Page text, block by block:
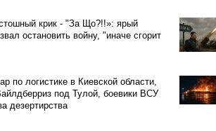
крик - "За Що?!!»: ярый
остановить войну, "иначе сгорит
по логистике в Киевской области,
под Тулой, боевики ВСУ
дезертирства